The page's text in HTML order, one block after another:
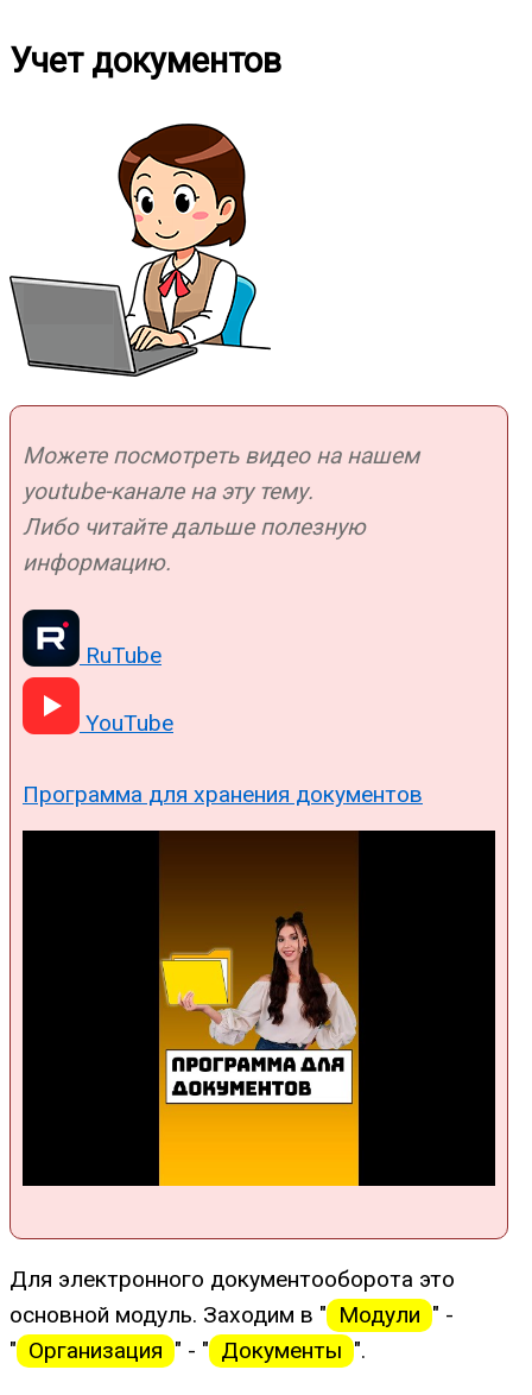
Учет документов
Можете посмотреть видео на нашем
youtube-канале на эту тему.
Либо читайте дальше полезную
информацию.
RuTube
YouTube
Программа для хранения документов
Для электронного документооборота это
основной модуль. Заходим в " Модули " -
" Организация " - " Документы ".